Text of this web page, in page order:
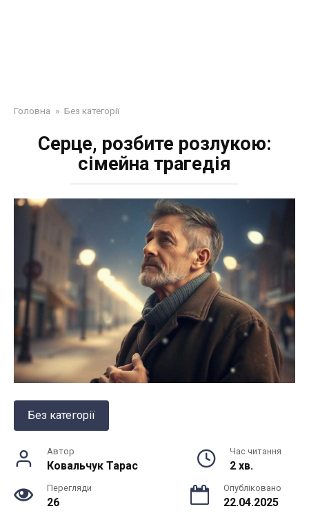
Головна » Без категорії
Серце, розбите розлукою:
сімейна трагедія
Без категорії
Автор
Ковальчук Тарас
Час читання
2 хв.
Перегляди
26
Опубліковано
22.04.2025